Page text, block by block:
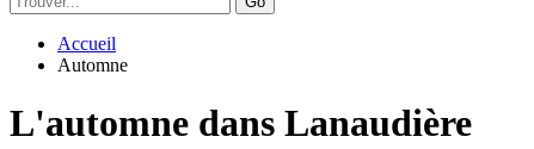
Accueil
Automne
L'automne dans Lanaudière